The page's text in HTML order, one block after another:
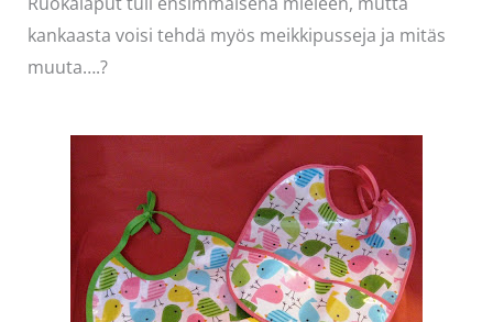
kankaasta voisi tehdä myös meikkipusseja ja mitäs
muuta….?